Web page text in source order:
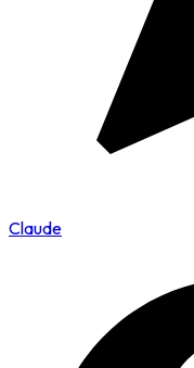
Claude